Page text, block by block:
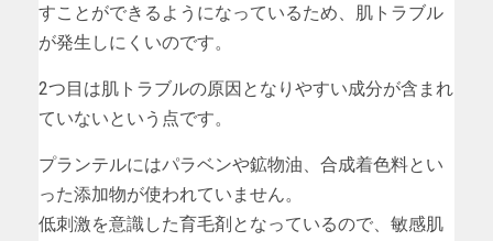
すことができるようになっているため、肌トラブル
が発生しにくいのです。
2つ目は肌トラブルの原因となりやすい成分が含まれ
ていないという点です。
プランテルにはパラベンや鉱物油、合成着色料とい
った添加物が使われていません。
低刺激を意識した育毛剤となっているので、敏感肌